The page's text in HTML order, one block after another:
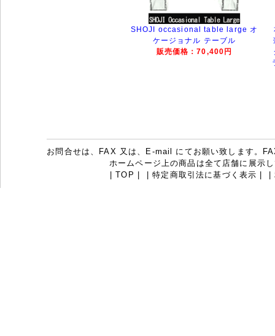
SHOJI occasional table large オ
ケージョナル テーブル
販売価格：70,400円
お問合せは、FAX 又は、E-mail にてお願い致します。
ホームページ上の商品は全て店舗に展示
|TOP | |特定商取引法に基づく表示 | |